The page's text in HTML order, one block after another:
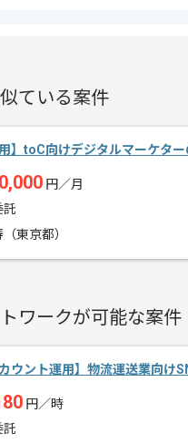
商談回数
募集人数
作業開始日
トからのコ
ご経験と実績
新しいアイディ
ている案件
用】toC向けデジタルマーケタ
円／月
託
東京都）
ワークが可能な案件
カウント運用】物流運送業向け
円／時
託